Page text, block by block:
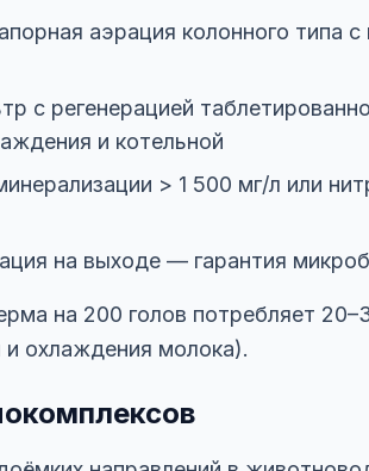
аэрация колонного типа
с регенерацией
и котельной
> 1 500 мг/л или
на выходе — гарантия
на 200 голов потребляет
охлаждения молока).